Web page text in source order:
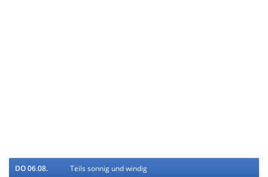
DO 06.08. Teils sonnig und windig